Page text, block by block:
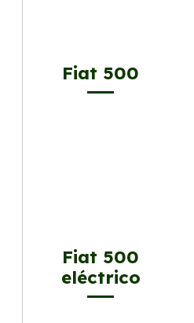
Fiat 500
Fiat 500
eléctrico